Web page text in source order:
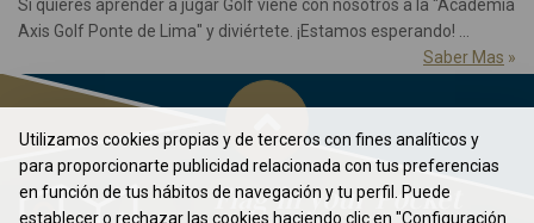
Si quieres aprender a jugar Golf viene con nosotros a la "Academia
Axis Golf Ponte de Lima" y diviértete. ¡Estamos esperando! ...
Saber Mas »
Flag in your Pocket
Utilizamos cookies propias y de terceros con fines analíticos y
para proporcionarte publicidad relacionada con tus preferencias
en función de tus hábitos de navegación y tu perfil. Puede
establecer o rechazar las cookies haciendo clic en "Configuración